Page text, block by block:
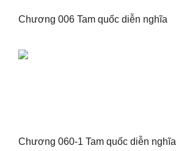
Chương 006 Tam quốc diễn nghĩa
Chương 060-1 Tam quốc diễn nghĩa